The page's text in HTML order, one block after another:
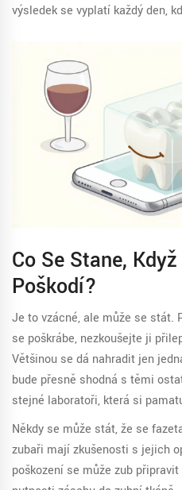
výsledek se vyplatí každý den,
Co Se Stane,
Poškodí?
Je to vzácné, ale může se stát.
se poškrábe, nezkoušejte ji
Většinou se dá nahradit jen
bude přesně shodná s těmi
stejné laboratoři, která si
Někdy se může stát, že se
zubaři mají zkušenosti s jejich
poškození se může zub